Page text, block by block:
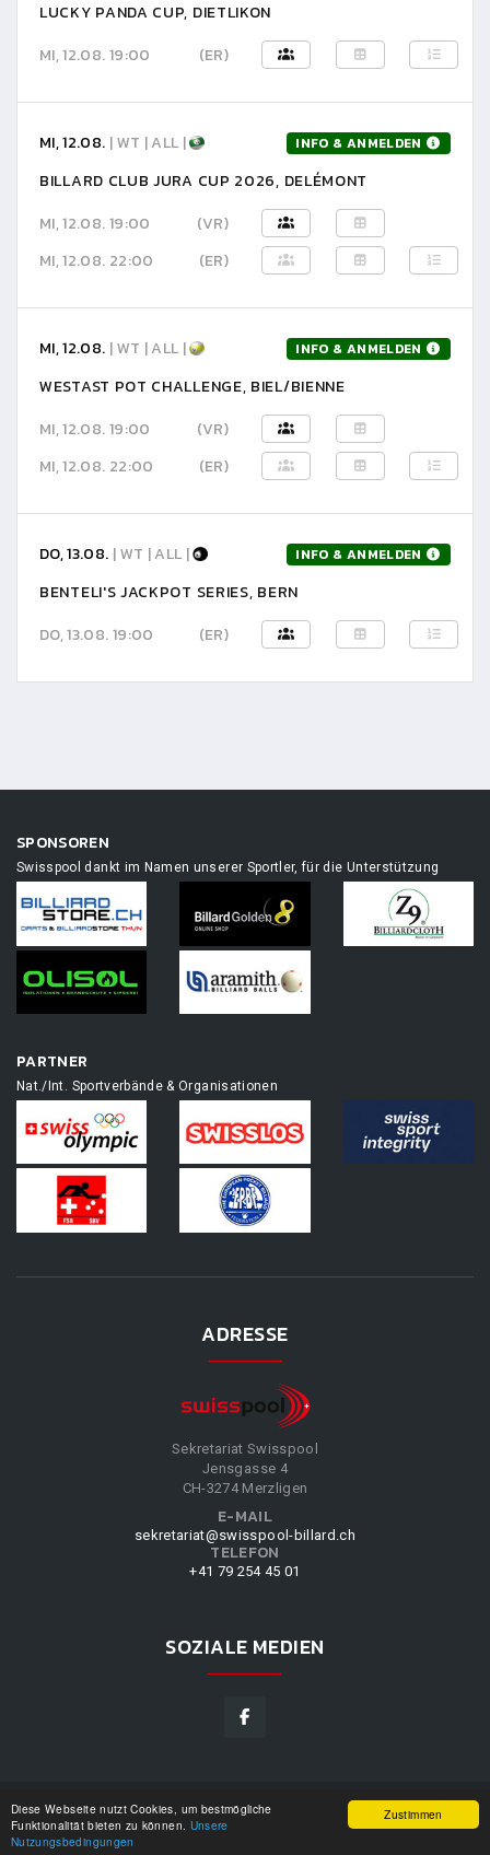
Zustimmen
Diese Webseite nutzt Cookies, um bestmögliche
Funktionalität bieten zu können. Unsere
Nutzungsbedingungen
LUCKY PANDA CUP, DIETLIKON
MI, 12.08. 19:00
(ER)
MI, 12.08. | WT | ALL | INFO & ANMELDEN
BILLARD CLUB JURA CUP 2026, DELÉMONT
MI, 12.08. 19:00
(VR)
MI, 12.08. 22:00
(ER)
MI, 12.08. | WT | ALL | INFO & ANMELDEN
WESTAST POT CHALLENGE, BIEL/BIENNE
MI, 12.08. 19:00
(VR)
MI, 12.08. 22:00
(ER)
DO, 13.08. | WT | ALL | INFO & ANMELDEN
BENTELI'S JACKPOT SERIES, BERN
DO, 13.08. 19:00
(ER)
SPONSOREN
Swisspool dankt im Namen unserer Sportler, für die Unterstützung
PARTNER
Nat./Int. Sportverbände & Organisationen
ADRESSE
Sekretariat Swisspool
Jensgasse 4
CH-3274 Merzligen
E-MAIL
sekretariat@swisspool-billard.ch
TELEFON
+41 79 254 45 01
SOZIALE MEDIEN
SWISSPOOL©2026|DESIGN BY
UNSERE
NUTZUNGSBEDINGUNGEN